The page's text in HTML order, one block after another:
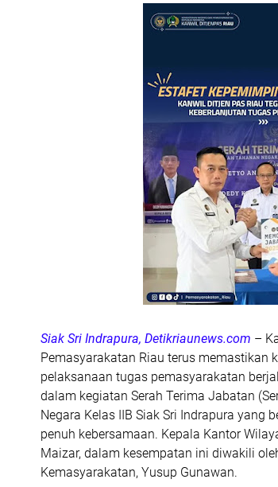
Siak Sri Indrapura, Detikriaunews.com –
Pemasyarakatan Riau terus memastikan
pelaksanaan tugas pemasyarakatan
dalam kegiatan Serah Terima Jabatan
Negara Kelas IIB Siak Sri Indrapura yang
penuh kebersamaan. Kepala Kantor
Maizar, dalam kesempatan ini diwakili
Kemasyarakatan, Yusup Gunawan.